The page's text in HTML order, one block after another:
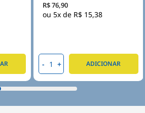
Embutes Ip55 Tampa
Opaca - Steck
R$ 76,90
5x de R$ 15,38
- + ADICIONAR